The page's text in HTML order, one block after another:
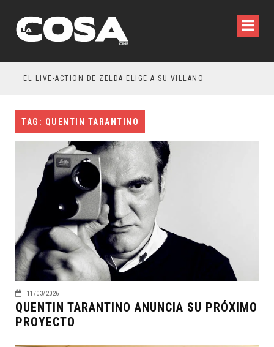
EL LIVE-ACTION DE ZELDA ELIGE A SU VILLANO
TAG: QUENTIN TARANTINO
11/03/2026
QUENTIN TARANTINO ANUNCIA SU PRÓXIMO
PROYECTO